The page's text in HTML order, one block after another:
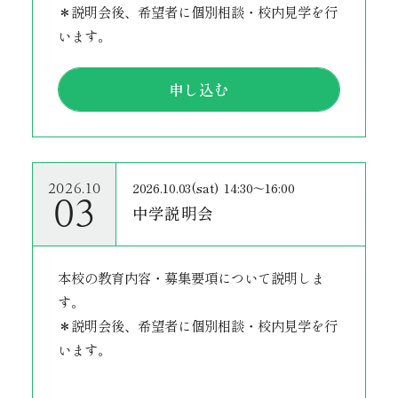
＊説明会後、希望者に個別相談・校内見学を行
います。
申し込む
2026.10
03
2026.10.03(sat) 14:30～16:00
中学説明会
本校の教育内容・募集要項について説明しま
す。
＊説明会後、希望者に個別相談・校内見学を行
います。